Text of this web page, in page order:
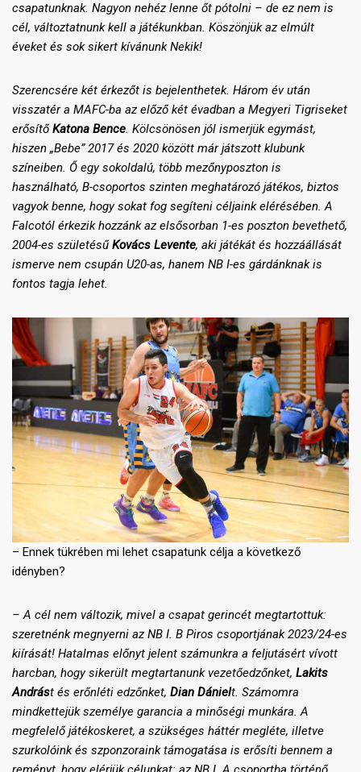
csapatunknak. Nagyon nehéz lenne őt pótolni – de ez nem is
cél, változtatnunk kell a játékunkban. Köszönjük az elmúlt
éveket és sok sikert kívánunk Nekik!
Szerencsére két érkezőt is bejelenthetek. Három év után
visszatér a MAFC-ba az előző két évadban a Megyeri Tigriseket
erősítőKatona Bence. Kölcsönösen jól ismerjük egymást,
hiszen „Bebe” 2017 és 2020 között már játszott klubunk
színeiben. Ő egy sokoldalú, több mezőnyposzton is
használható, B-csoportos szinten meghatározó játékos, biztos
vagyok benne, hogy sokat fog segíteni céljaink elérésében. A
Falcotól érkezik hozzánk az elsősorban 1-es poszton bevethető,
2004-es születésűKovács Levente, aki játékát és hozzáállását
ismerve nem csupán U20-as, hanem NB I-es gárdánknak is
fontos tagja lehet.
– Ennek tükrében mi lehet csapatunk célja a következő
idényben?
– A cél nem változik, mivel a csapat gerincét megtartottuk:
szeretnénk megnyerni az NB I. B Piros csoportjának 2023/24-es
kiírását! Hatalmas előnyt jelent számunkra a feljutásért vívott
harcban, hogy sikerült megtartanunk vezetőedzőnket, Lakits
Andrást és erőnléti edzőnket, Dian Dánielt. Számomra
mindkettejük személye garancia a minőségi munkára. A
megfelelő játékoskeret, a szükséges háttér megléte, illetve
szurkolóink és szponzoraink támogatása is erősíti bennem a